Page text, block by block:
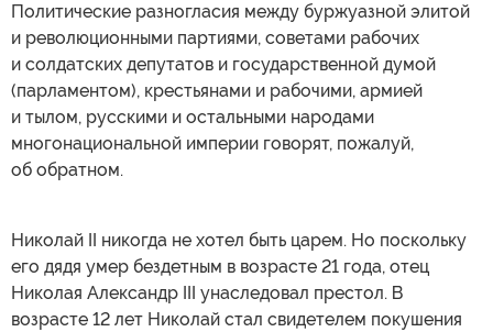
Политические разногласия между буржуазной элитой
и революционными партиями, советами рабочих
и солдатских депутатов и государственной думой
(парламентом), крестьянами и рабочими, армией
и тылом, русскими и остальными народами
многонациональной империи говорят, пожалуй,
об обратном.
Николай II никогда не хотел быть царем. Но поскольку
его дядя умер бездетным в возрасте 21 года, отец
Николая Александр III унаследовал престол. В
возрасте 12 лет Николай стал свидетелем покушения